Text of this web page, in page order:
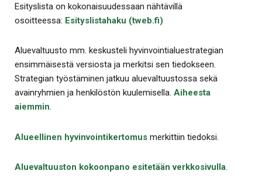
Esityslista on kokonaisuudessaan nähtävillä
osoitteessa: Esityslistahaku (tweb.fi)
Aluevaltuusto mm. keskusteli hyvinvointialuestrategian
ensimmäisestä versiosta ja merkitsi sen tiedokseen.
Strategian työstäminen jatkuu aluevaltuustossa sekä
avainryhmien ja henkilöstön kuulemisella. Aiheesta
aiemmin.
Alueellinen hyvinvointikertomus merkittiin tiedoksi.
Aluevaltuuston kokoonpano esitetään verkkosivulla.